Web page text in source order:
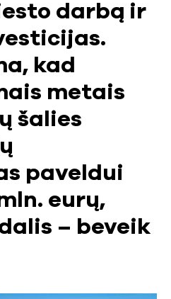
darbą ir
kad
metais
šalies
paveldui
eurų,
– beveik